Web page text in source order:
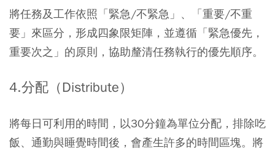
將任務及工作依照「緊急/不緊急」、「重要/不重
要」來區分，形成四象限矩陣，並遵循「緊急優先，
重要次之」的原則，協助釐清任務執行的優先順序。
4.分配（Distribute）
將每日可利用的時間，以30分鐘為單位分配，排除吃
飯、通勤與睡覺時間後，會產生許多的時間區塊。將